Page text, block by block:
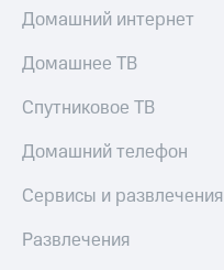
Домашний интернет
Домашнее ТВ
Спутниковое ТВ
Домашний телефон
Сервисы и развлечения
Развлечения